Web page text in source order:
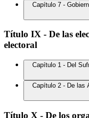
Capítulo 7 -
Título IX - De las
electoral
Capítulo 1 - Del
Capítulo 2 - De las
Título X - De los